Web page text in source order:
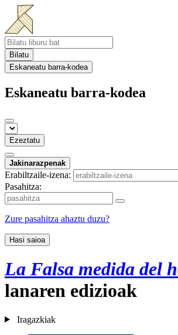
Bilatu
Eskaneatu barra-kodea
Eskaneatu barra-kodea
Ezeztatu
Jakinarazpenak
Erabiltzaile-izena:
Pasahitza:
Zure pasahitza ahaztu duzu?
Hasi saioa
La Falsa medida del
lanaren edizioak
Iragazkiak